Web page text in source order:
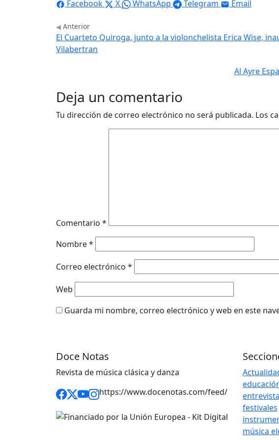
Facebook
X WhatsApp Telegram Email
Anterior
El Cuarteto Quiroga, junto a la violonchelista Erica Wise,
Vilabertran
Al Ayre
Deja un comentario
Tu dirección de correo electrónico no será publicada. Los
Comentario *
Nombre*
Correo electrónico *
Web
Guarda mi nombre, correo electrónico y web en este
Doce Notas
Revista de música clásica y danza
https://www.docenotas.com/feed/
festivales
música